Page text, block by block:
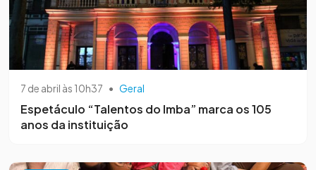
7 de abril às 10h37 • Geral
Espetáculo “Talentos do Imba” marca os 105
anos da instituição